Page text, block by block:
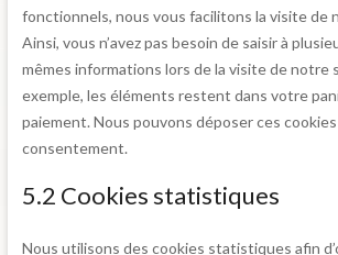
fonctionnels, nous vous facilitons la visite de
Ainsi, vous n’avez pas besoin de saisir à
mêmes informations lors de la visite de notre
exemple, les éléments restent dans votre
paiement. Nous pouvons déposer ces
consentement.
5.2 Cookies statistiques
Nous utilisons des cookies statistiques afin